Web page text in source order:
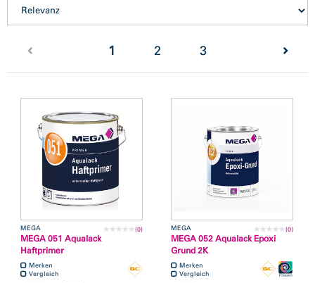
1 (current)
2 3
MEGA (0)
MEGA 051 Aqualack
Haftprimer
Merken
Vergleich
MEGA (0)
MEGA 052 Aqualack Epoxi
Grund 2K
Merken
Vergleich